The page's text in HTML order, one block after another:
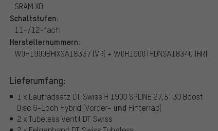
SRAM XD
Schaltstufen:
11-/12-fach
Herstellernummern:
W0H1900BHIXSA18337 (VR) + W0H1900THDNSA18340 (HR)
Lieferumfang:
1 x Laufradsatz DT Swiss H 1900 SPLINE 27,5" 30 Boost
Disc 6-Loch Hybrid (Vorder- und Hinterrad)
2 x Tubeless Ventil DT Swiss